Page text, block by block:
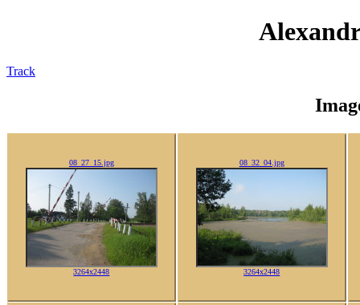
Track
08_27_15.jpg
3264x2448
08_32_04.jpg
3264x2448